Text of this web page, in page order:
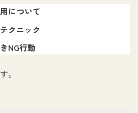
について
クニック
NG行動
。